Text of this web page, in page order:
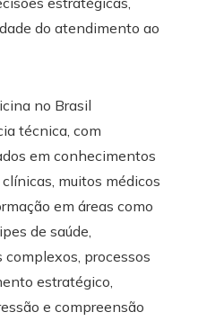
do atendimento ao
no Brasil
técnica, com
em conhecimentos
muitos médicos
em áreas como
de saúde,
processos
estratégico,
e compreensão